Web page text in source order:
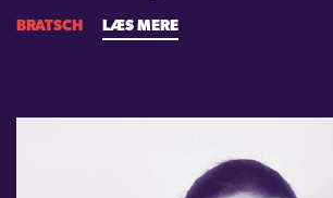
BRATSCH LÆS MERE